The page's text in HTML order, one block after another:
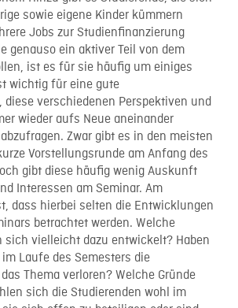
sowie eigene Kinder kümmern
Jobs zur Studienfinanzierung
genauso ein aktiver Teil von dem
ist es für sie häufig um einiges
wichtig für eine gute
diese verschiedenen Perspektiven und
wieder aufs Neue aneinander
Zwar gibt es in den meisten
Vorstellungsrunde am Anfang des
gibt diese häufig wenig Auskunft
Interessen am Seminar. Am
dass hierbei selten die Entwicklungen
betrachtet werden. Welche
sich vielleicht dazu entwickelt? Haben
Laufe des Semesters die
Thema verloren? Welche Gründe
sich die Studierenden wohl im